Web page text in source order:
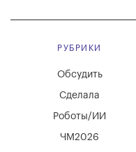
РУБРИКИ
Обсудить
Сделала
Роботы/ИИ
ЧМ2026